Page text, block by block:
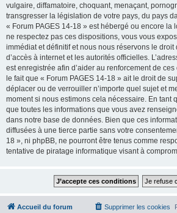
vulgaire, diffamatoire, choquant, menaçant,
transgresser la législation de votre pays, du pays
« Forum PAGES 14-18 » est hébergé ou encore la
ne respectez pas ces dispositions, vous vous
immédiat et définitif et nous nous réservons le droit
d’accès à internet et les autorités officielles.
est enregistrée afin d’aider au renforcement de
le fait que « Forum PAGES 14-18 » ait le droit de
déplacer ou de verrouiller n’importe quel sujet et
moment si nous estimons cela nécessaire. En tant
que toutes les informations que vous avez
dans notre base de données. Bien que ces
diffusées à une tierce partie sans votre
18 », ni phpBB, ne pourront être tenus comme
tentative de piratage informatique visant à
Accueil du forum Supprimer les cookies